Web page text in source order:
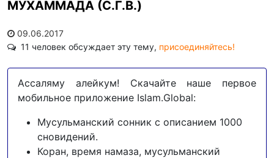
МУХАММАДА (С.Г.В.)
09.06.2017
11 человек обсуждает эту тему, присоединяйтесь!
Ассаляму алейкум! Скачайте наше первое
мобильное приложение Islam.Global:
Мусульманский сонник с описанием 1000
сновидений.
Коран, время намаза, мусульманский